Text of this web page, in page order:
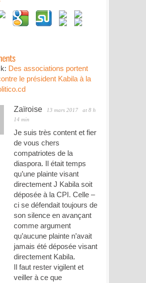
Des associations portent
le président Kabila à la
Zaïroise 13 mars 2017
at 8 h
14 min
Je suis très content et fier
de vous chers
compatriotes de la
diaspora. Il était temps
qu’une plainte visant
directement J Kabila soit
déposée à la CPI. Celle –
ci se défendait toujours de
son silence en avançant
comme argument
qu’aucune plainte n’avait
jamais été déposée visant
directement Kabila.
Il faut rester vigilent et
veiller à ce que